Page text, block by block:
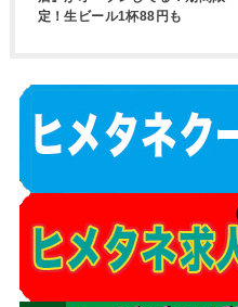
定！生ビール1杯88円も